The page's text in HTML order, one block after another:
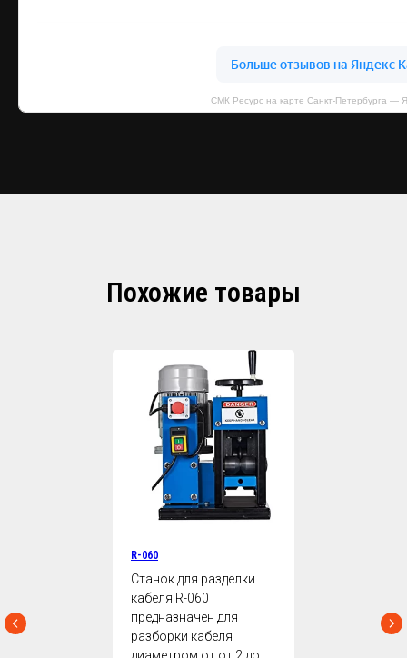
СМК Ресурс на карте Санкт‑Петербурга —
Похожие товары
R-060
Станок для разделки
кабеля R-060
предназначен для
разборки кабеля